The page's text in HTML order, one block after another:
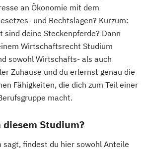
an Ökonomie mit dem
und Rechtslagen? Kurzum:
sind deine Steckenpferde? Dann
Wirtschaftsrecht Studium
sowohl Wirtschafts- als auch
Zuhause und du erlernst genau die
Fähigkeiten, die dich zum Teil einer
macht.
diesem Studium?
sagt, findest du hier sowohl Anteile